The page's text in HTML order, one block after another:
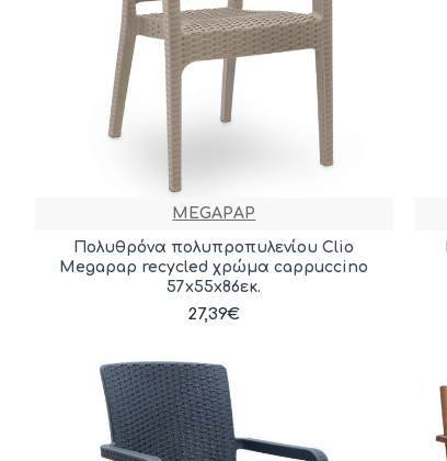
MEGAPAP
Πολυθρόνα πολυπροπυλενίου Clio
Megapap recycled χρώμα cappuccino
57x55x86εκ.
27,39€